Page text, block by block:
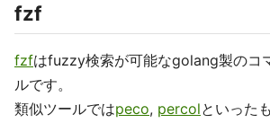
fzf
fzfはfuzzy検索が可能なgolang製のコ
ルです。
類似ツールではpeco, percolといった